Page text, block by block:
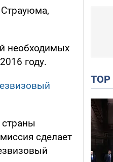
необходимых
году.
страны
сделает